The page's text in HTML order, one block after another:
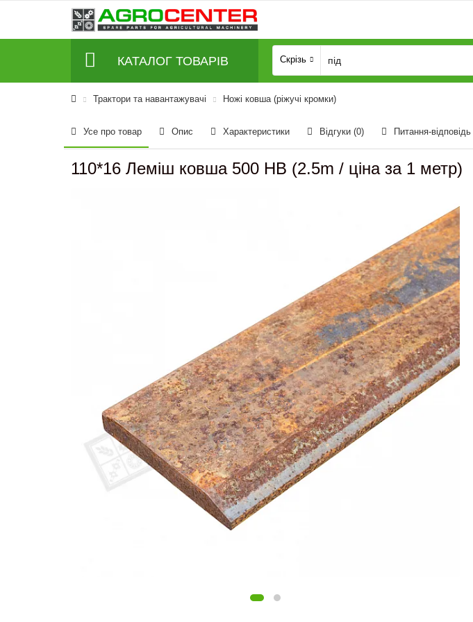
КАТАЛОГ ТОВАРІВ Скрізь
Трактори та навантажувачі Ножі ковша (ріжучі кромки)
Усе про товар Опис Характеристики Відгуки (0) Питання-відповідь
110*16 Леміш ковша 500 HB (2.5m / ціна за 1 метр)